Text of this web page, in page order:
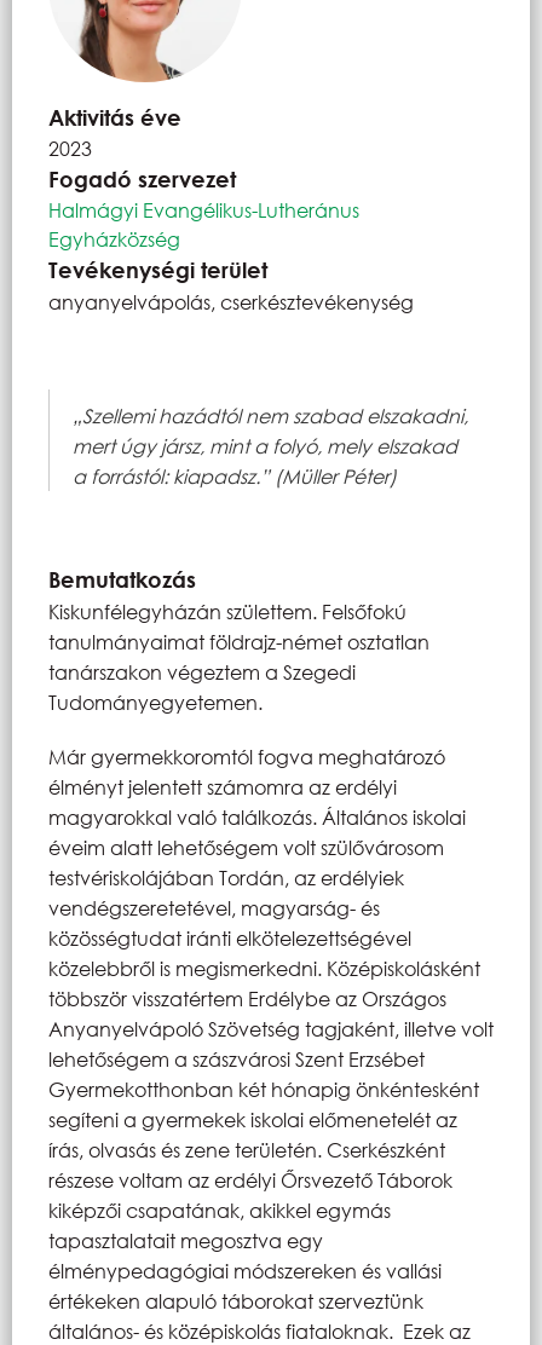
Aktivitás éve
2023
Fogadó szervezet
Halmágyi Evangélikus-Lutheránus
Egyházközség
Tevékenységi terület
anyanyelvápolás, cserkésztevékenység
„Szellemi hazádtól nem szabad elszakadni,
mert úgy jársz, mint a folyó, mely elszakad
a forrástól: kiapadsz.” (Müller Péter)
Bemutatkozás
Kiskunfélegyházán születtem. Felsőfokú
tanulmányaimat földrajz-német osztatlan
tanárszakon végeztem a Szegedi
Tudományegyetemen.
Már gyermekkoromtól fogva meghatározó
élményt jelentett számomra az erdélyi
magyarokkal való találkozás. Általános iskolai
éveim alatt lehetőségem volt szülővárosom
testvériskolájában Tordán, az erdélyiek
vendégszeretetével, magyarság- és
közösségtudat iránti elkötelezettségével
közelebbről is megismerkedni. Középiskolásként
többször visszatértem Erdélybe az Országos
Anyanyelvápoló Szövetség tagjaként, illetve volt
lehetőségem a szászvárosi Szent Erzsébet
Gyermekotthonban két hónapig önkéntesként
segíteni a gyermekek iskolai előmenetelét az
írás, olvasás és zene területén. Cserkészként
részese voltam az erdélyi Őrsvezető Táborok
kiképzői csapatának, akikkel egymás
tapasztalatait megosztva egy
élménypedagógiai módszereken és vallási
értékeken alapuló táborokat szerveztünk
általános- és középiskolás fiataloknak. Ezek az